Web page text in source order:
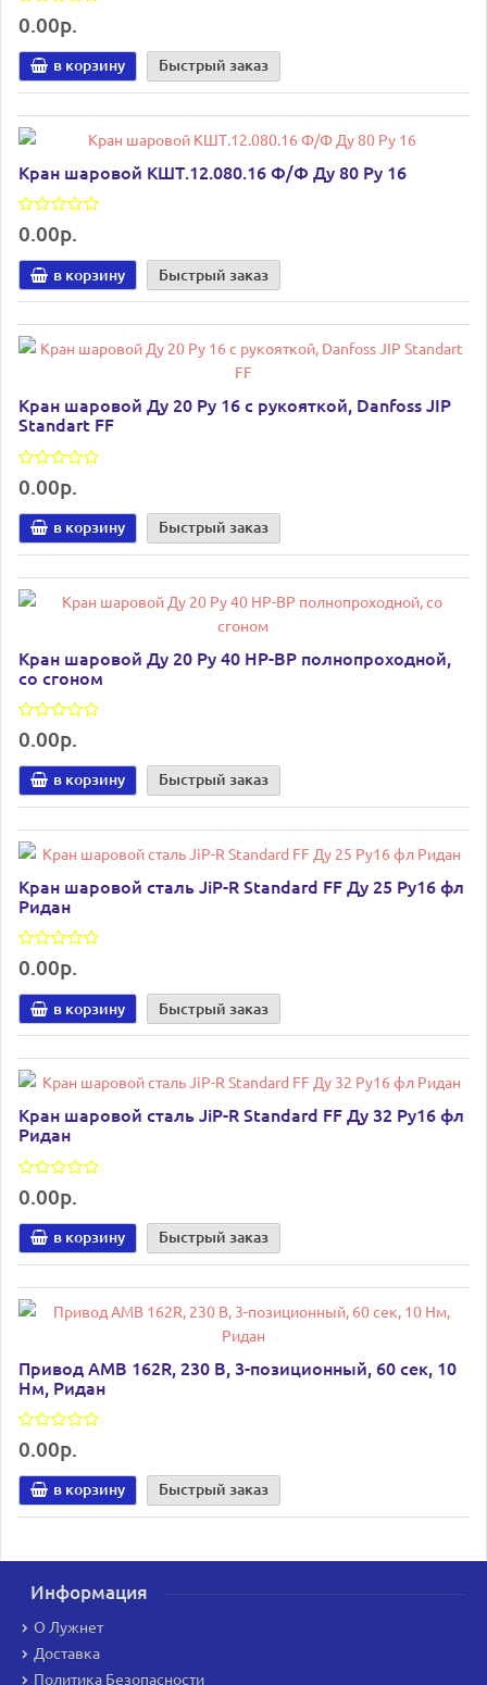
0.00р.
в корзину Быстрый заказ
Кран шаровой КШТ.12.080.16 Ф/Ф Ду 80 Ру 16
0.00р.
в корзину Быстрый заказ
Кран шаровой Ду 20 Pу 16 с рукояткой, Danfoss JIP
Standart FF
0.00р.
в корзину Быстрый заказ
Кран шаровой Ду 20 Pу 40 НР-ВР полнопроходной,
со сгоном
0.00р.
в корзину Быстрый заказ
Кран шаровой сталь JiP-R Standard FF Ду 25 Ру16 фл
Ридан
0.00р.
в корзину Быстрый заказ
Кран шаровой сталь JiP-R Standard FF Ду 32 Ру16 фл
Ридан
0.00р.
в корзину Быстрый заказ
Привод AMB 162R, 230 В, 3-позиционный, 60 cек, 10
Нм, Ридан
0.00р.
в корзину Быстрый заказ
Информация
О Лужнет
Доставка
Политика Безопасности